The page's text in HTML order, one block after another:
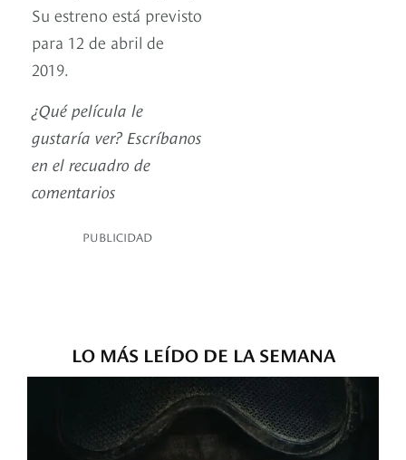
Su estreno está previsto
para 12 de abril de
2019.
¿Qué película le
gustaría ver? Escríbanos
en el recuadro de
comentarios
PUBLICIDAD
LO MÁS LEÍDO DE LA SEMANA